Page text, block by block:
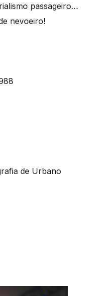
passageiro…
nevoeiro!
de Urbano